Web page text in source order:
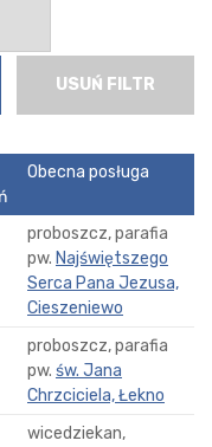
USUŃ FILTR
Obecna posługa
proboszcz, parafia
pw. Najświętszego
Serca Pana Jezusa,
Cieszeniewo
proboszcz, parafia
pw. św. Jana
Chrzciciela, Łekno
wicedziekan,